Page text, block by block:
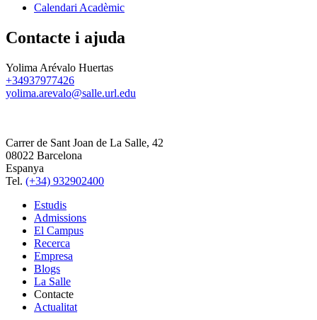
Calendari Acadèmic
Contacte i ajuda
Yolima Arévalo Huertas
+34937977426
yolima.arevalo@salle.url.edu
Carrer de Sant Joan de La Salle, 42
08022 Barcelona
Espanya
Tel. (+34) 932902400
Estudis
Admissions
El Campus
Recerca
Empresa
Blogs
La Salle
Contacte
Actualitat